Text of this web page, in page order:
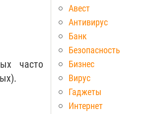
часто
Авест
Антивирус
Банк
Безопасность
Бизнес
Вирус
Гаджеты
Интернет